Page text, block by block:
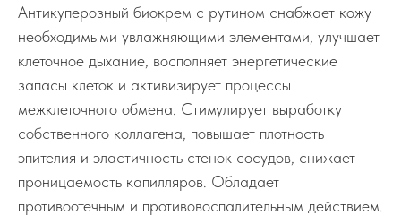
Антикуперозный биокрем с рутином снабжает кожу
необходимыми увлажняющими элементами, улучшает
клеточное дыхание, восполняет энергетические
запасы клеток и активизирует процессы
межклеточного обмена. Стимулирует выработку
собственного коллагена, повышает плотность
эпителия и эластичность стенок сосудов, снижает
проницаемость капилляров. Обладает
противоотечным и противовоспалительным действием.